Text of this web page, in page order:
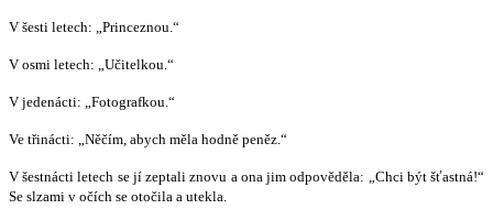
V šesti letech: „Princeznou.“
V osmi letech: „Učitelkou.“
V jedenácti: „Fotografkou.“
Ve třinácti: „Něčím, abych měla hodně peněz.“
V šestnácti letech se jí zeptali znovu a ona jim odpověděla: „Chci být šťastná!“
Se slzami v očích se otočila a utekla.